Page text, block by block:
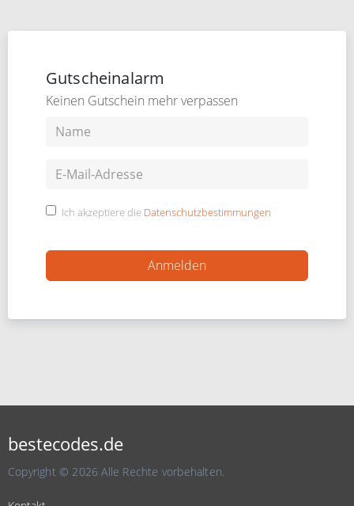
Gutscheinalarm
Keinen Gutschein mehr verpassen
Ich akzeptiere die Datenschutzbestimmungen
bestecodes.de
Copyright © 2026 Alle Rechte vorbehalten.